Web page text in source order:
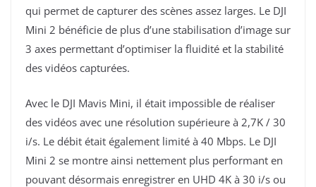
qui permet de capturer des scènes assez larges. Le DJI
Mini 2 bénéficie de plus d’une stabilisation d’image sur
3 axes permettant d’optimiser la fluidité et la stabilité
des vidéos capturées.
Avec le DJI Mavis Mini, il était impossible de réaliser
des vidéos avec une résolution supérieure à 2,7K / 30
i/s. Le débit était également limité à 40 Mbps. Le DJI
Mini 2 se montre ainsi nettement plus performant en
pouvant désormais enregistrer en UHD 4K à 30 i/s ou